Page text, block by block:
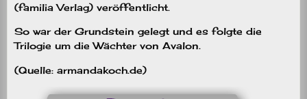
(familia Verlag) veröffentlicht.
So war der Grundstein gelegt und es folgte die
Trilogie um die Wächter von Avalon.
(Quelle: armandakoch.de)